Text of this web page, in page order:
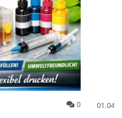
Kommentare
0